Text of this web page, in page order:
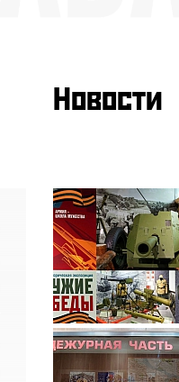
Новости